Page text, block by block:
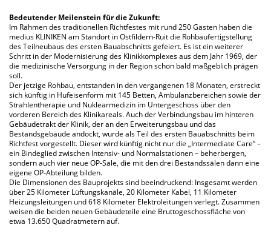
Bedeutender Meilenstein für die Zukunft:
Im Rahmen des traditionellen Richtfestes mit rund 250 Gästen haben die
medius KLINIKEN am Standort in Ostfildern-Ruit die Rohbaufertigstellung
des Teilneubaus des ersten Bauabschnitts gefeiert. Es ist ein weiterer
Schritt in der Modernisierung des Klinikkomplexes aus dem Jahr 1969, der
die medizinische Versorgung in der Region schon bald maßgeblich prägen
soll.
Der jetzige Rohbau, entstanden in den vergangenen 18 Monaten, erstreckt
sich künftig in Hufeisenform mit 145 Betten, Ambulanzbereichen sowie der
Strahlentherapie und Nuklearmedizin im Untergeschoss über den
vorderen Bereich des Klinikareals. Auch der Verbindungsbau im hinteren
Gebäudetrakt der Klinik, der an den Erweiterungsbau und das
Bestandsgebäude andockt, wurde als Teil des ersten Bauabschnitts beim
Richtfest vorgestellt. Dieser wird künftig nicht nur die „Intermediate Care“ –
ein Bindeglied zwischen Intensiv- und Normalstationen – beherbergen,
sondern auch vier neue OP-Säle, die mit den drei Bestandssälen dann eine
eigene OP-Abteilung bilden.
Die Dimensionen des Bauprojekts sind beeindruckend: Insgesamt werden
über 25 Kilometer Lüftungskanäle, 20 Kilometer Kabel, 11 Kilometer
Heizungsleitungen und 618 Kilometer Elektroleitungen verlegt. Zusammen
weisen die beiden neuen Gebäudeteile eine Bruttogeschossfläche von
etwa 13.650 Quadratmetern auf.